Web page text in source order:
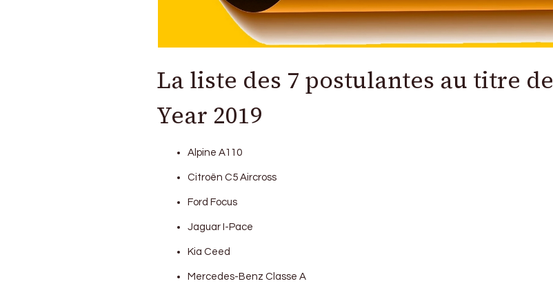
La liste des 7 postulantes au titre de
Year 2019
Alpine A110
Citroën C5 Aircross
Ford Focus
Jaguar I-Pace
Kia Ceed
Mercedes-Benz Classe A